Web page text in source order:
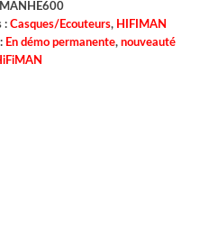
:Casques/Ecouteurs, HIFIMAN
En démo permanente,nouveauté